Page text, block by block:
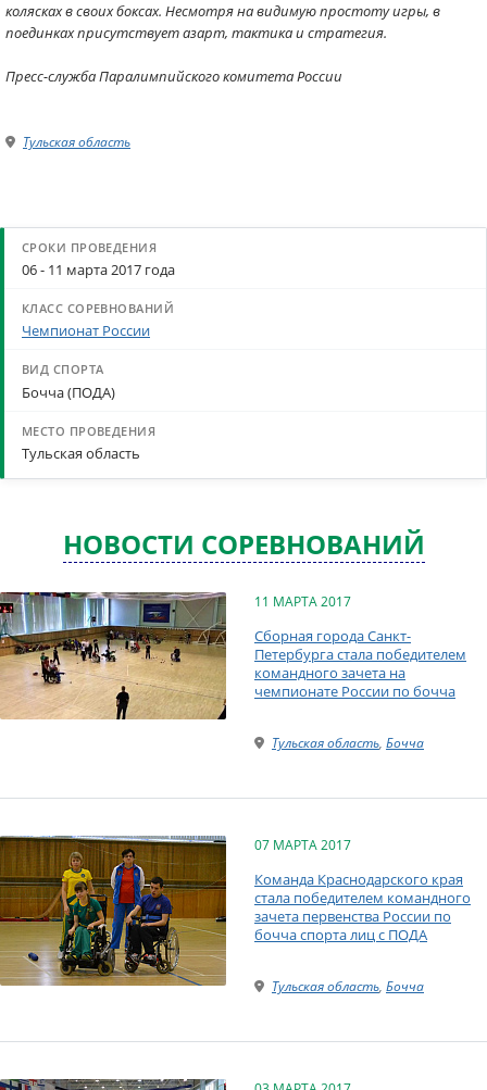
колясках в своих боксах. Несмотря на видимую простоту игры, в
поединках присутствует азарт, тактика и стратегия.
Пресс-служба Паралимпийского комитета России
Тульская область
06 - 11 марта 2017 года
Чемпионат России
Бочча (ПОДА)
Тульская область
НОВОСТИ СОРЕВНОВАНИЙ
11 МАРТА 2017
Сборная города Санкт-
Петербурга стала победителем
командного зачета на
чемпионате России по бочча
Тульская область, Бочча
07 МАРТА 2017
Команда Краснодарского края
стала победителем командного
зачета первенства России по
бочча спорта лиц с ПОДА
Тульская область, Бочча